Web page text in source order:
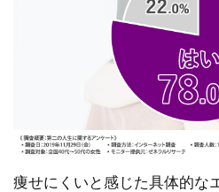
痩せにくいと感じた具体的な